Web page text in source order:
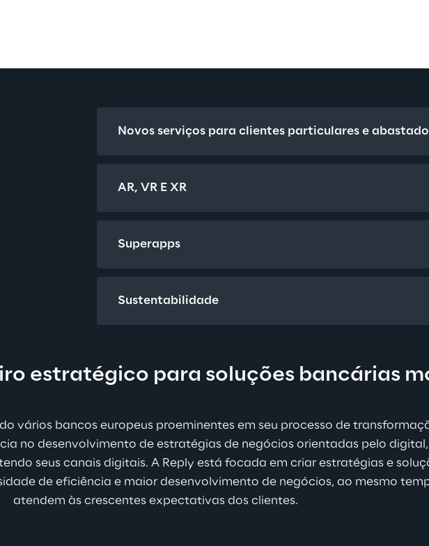
Novos serviços para clientes particulares e
AR, VR E XR
Superapps
Sustentabilidade
estratégico para soluções bancárias
vários bancos europeus proeminentes em seu processo de
no desenvolvimento de estratégias de negócios orientadas pelo
seus canais digitais. A Reply está focada em criar estratégias e
de eficiência e maior desenvolvimento de negócios, ao mesmo
atendem às crescentes expectativas dos clientes.